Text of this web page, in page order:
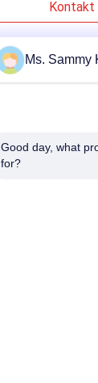
Kontakt
Ms. Sammy
Good day, what
for?